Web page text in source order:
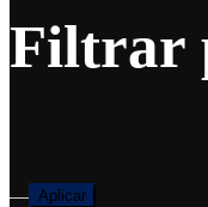
Filtrar
— Aplicar